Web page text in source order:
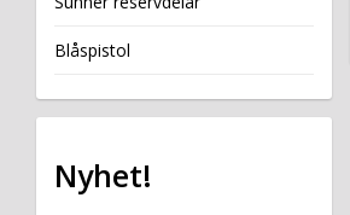
Blåspistol
Nyhet!